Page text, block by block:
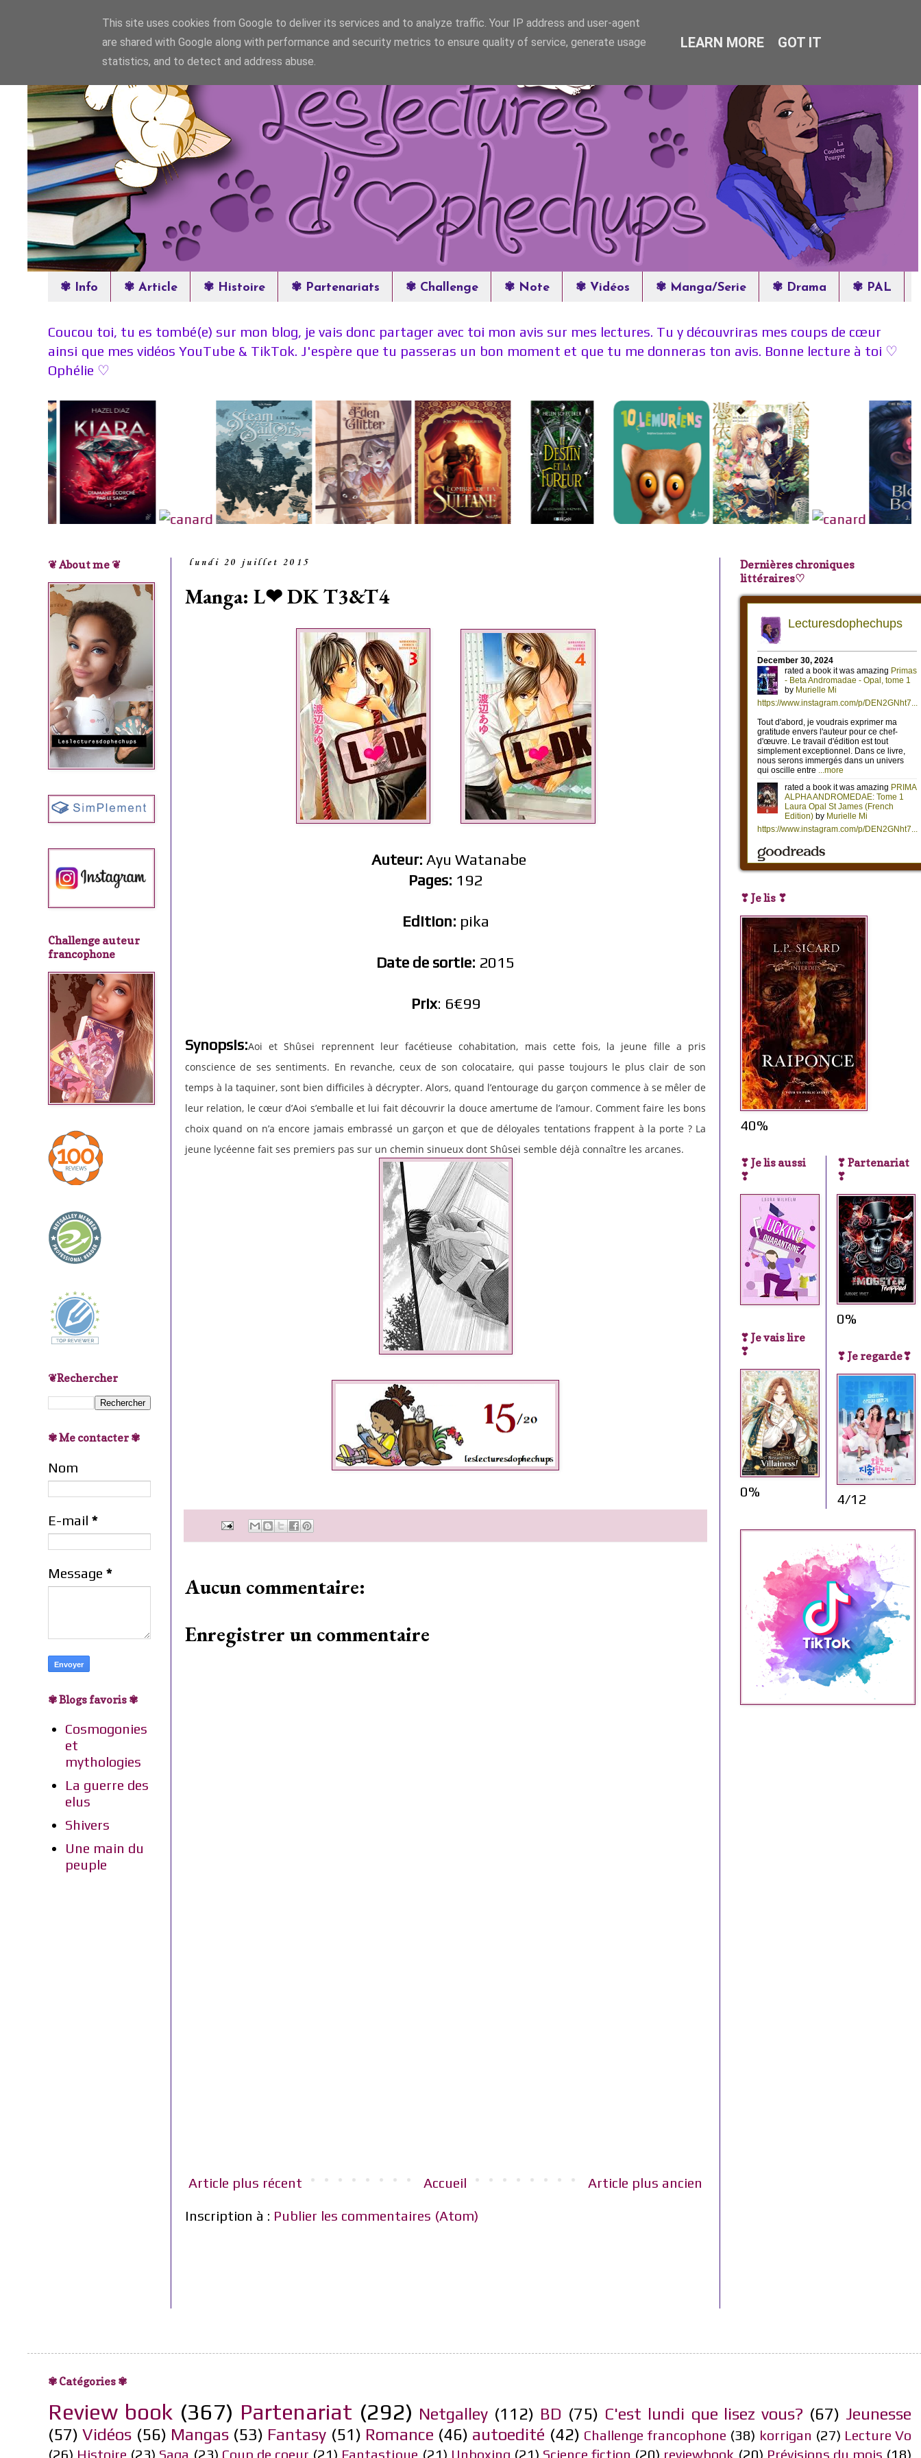
✾ Info ✾ Article ✾ Histoire ✾ Partenariats ✾ Challenge ✾ Note ✾ Vidéos ✾ Manga/Serie ✾ Drama ✾ PAL
Coucou toi, tu es tombé(e) sur mon blog, je vais donc partager avec toi mon avis sur mes lectures. Tu y découvriras mes coups de cœur
ainsi que mes vidéos YouTube & TikTok. J'espère que tu passeras un bon moment et que tu me donneras ton avis. Bonne lecture à toi ♡
Ophélie ♡
lundi 20 juillet 2015
Manga: L❤ DK T3&T4
Auteur: Ayu Watanabe
Pages: 192
Edition: pika
Date de sortie: 2015
Prix: 6€99
Synopsis:Aoi et Shûsei reprennent leur facétieuse cohabitation, mais cette fois, la jeune fille a pris
conscience de ses sentiments. En revanche, ceux de son colocataire, qui passe toujours le plus clair de son
temps à la taquiner, sont bien difficiles à décrypter. Alors, quand l’entourage du garçon commence à se mêler de
leur relation, le cœur d’Aoi s’emballe et lui fait découvrir la douce amertume de l’amour. Comment faire les bons
choix quand on n’a encore jamais embrassé un garçon et que de déloyales tentations frappent à la porte ? La
jeune lycéenne fait ses premiers pas sur un chemin sinueux dont Shûsei semble déjà connaître les arcanes.
Aucun commentaire:
Enregistrer un commentaire
Article plus récent Article plus ancien
Accueil
Inscription à : Publier les commentaires (Atom)
❦ About me ❦
Challenge auteur
francophone
❦Rechercher
✾ Me contacter ✾
Nom
E-mail *
Message *
✾ Blogs favoris ✾
Cosmogonies
et
mythologies
La guerre des
elus
Shivers
Une main du
peuple
Dernières chroniques
littéraires♡
❣ Je lis ❣
40%
❣ Je lis aussi
❣
❣ Je vais lire
❣
0%
❣ Partenariat
❣
0%
❣ Je regarde❣
4/12
✾ Catégories ✾
Review book (367) Partenariat (292) Netgalley (112) BD (75) C'est lundi que lisez vous? (67) Jeunesse
(57) Vidéos (56) Mangas (53) Fantasy (51) Romance (46) autoedité (42) Challenge francophone (38) korrigan (27) Lecture Vo
(26) Histoire (23) Saga (23) Coup de coeur (21) Fantastique (21) Unboxing (21) Science fiction (20) reviewbook (20) Prévisions du mois (18)
This site uses cookies from Google to deliver its services and to analyze traffic. Your IP address and user-agent
are shared with Google along with performance and security metrics to ensure quality of service, generate usage
statistics, and to detect and address abuse.
LEARN MORE GOT IT